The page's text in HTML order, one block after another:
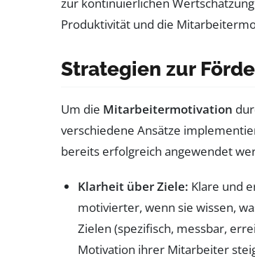
Produktivität und die
Strategien zur
Um die Mitarbeitermotivation
verschiedene Ansätze
bereits erfolgreich angewendet
Klarheit über Ziele: Klare und
motivierter, wenn sie wissen,
Zielen (spezifisch, messbar,
Motivation ihrer Mitarbeiter